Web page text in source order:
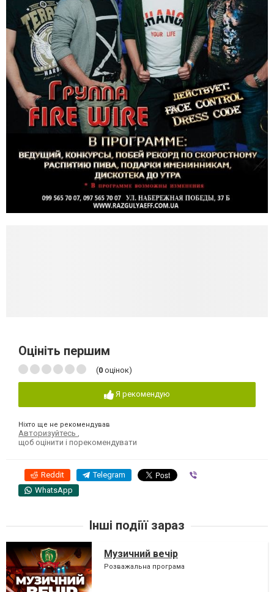
Оцініть першим
(0 оцінок)
Я рекомендую
Ніхто ще не рекомендував
Авторизуйтесь
щоб оцінити і порекомендувати
Reddit Telegram
WhatsApp
Інші подіїї зараз
Музичний вечір
Розважальна програма